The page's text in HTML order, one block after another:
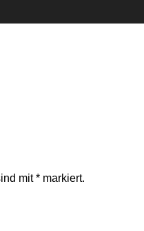
mit* markiert.